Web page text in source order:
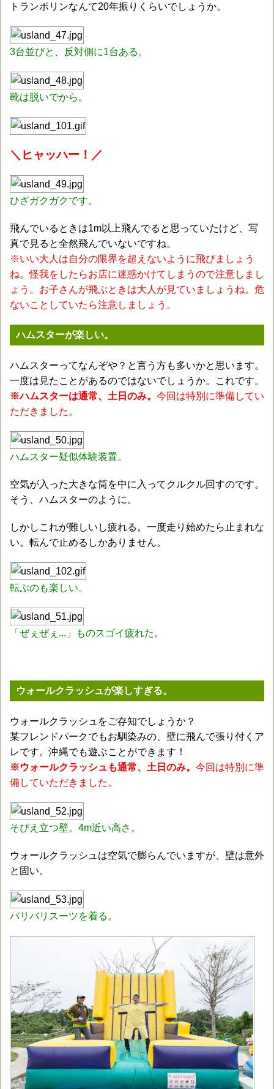
トランポリンなんて20年振りくらいでしょうか。
3台並びと、反対側に1台ある。
靴は脱いでから。
＼ヒャッハー！／
ひざガクガクです。
飛んでいるときは1m以上飛んでると思っていたけど、写
真で見ると全然飛んでいないですね。
※いい大人は自分の限界を超えないように飛びましょう
ね。怪我をしたらお店に迷惑かけてしまうので注意しまし
ょう。お子さんが飛ぶときは大人が見ていましょうね。危
ないことしていたら注意しましょう。
ハムスターが楽しい。
ハムスターってなんぞや？と言う方も多いかと思います。
一度は見たことがあるのではないでしょうか。これです。
※ハムスターは通常、土日のみ。 今回は特別に準備してい
ただきました。
ハムスター疑似体験装置。
空気が入った大きな筒を中に入ってクルクル回すのです。
そう、ハムスターのように。
しかしこれが難しいし疲れる。一度走り始めたら止まれな
い。転んで止めるしかありません。
転ぶのも楽しい。
「ぜぇぜぇ...」ものスゴイ疲れた。
ウォールクラッシュが楽しすぎる。
ウォールクラッシュをご存知でしょうか？
某フレンドパークでもお馴染みの、壁に飛んで張り付くア
レです。沖縄でも遊ぶことができます！
※ウォールクラッシュも通常、土日のみ。 今回は特別に準
備していただきました。
そびえ立つ壁。4m近い高さ。
ウォールクラッシュは空気で膨らんでいますが、壁は意外
と固い。
バリバリスーツを着る。